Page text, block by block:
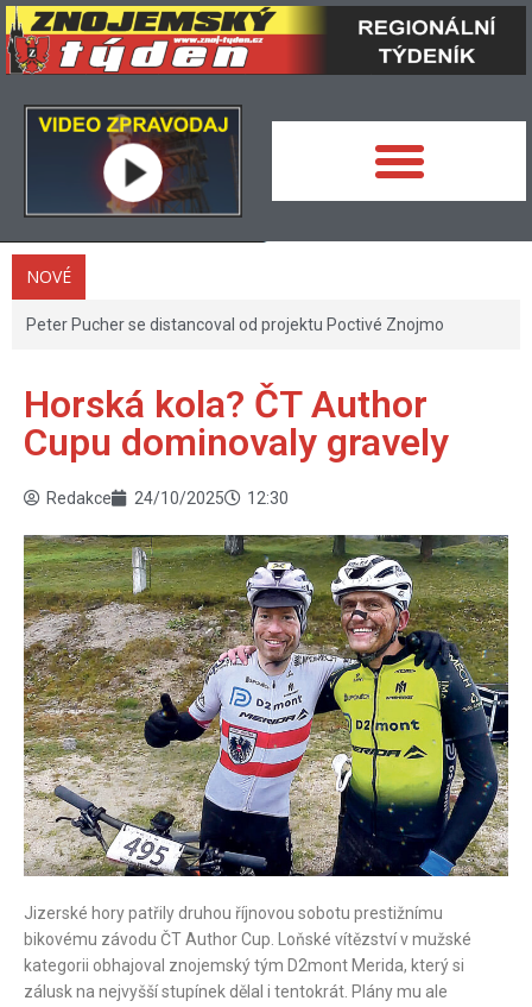
NOVÉ
Peter Pucher se distancoval od projektu Poctivé Znojmo
Horská kola? ČT Author
Cupu dominovaly gravely
Redakce 24/10/2025 12:30
Jizerské hory patřily druhou říjnovou sobotu prestižnímu
bikovému závodu ČT Author Cup. Loňské vítězství v mužské
kategorii obhajoval znojemský tým D2mont Merida, který si
zálusk na nejvyšší stupínek dělal i tentokrát. Plány mu ale